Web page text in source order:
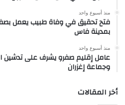
منذ أسبوع واحد
فتح تحقيق في وفاة طبيب يعمل
بمدينة فاس
منذ أسبوع واحد
عامل إقليم صفرو يشرف على تدشين
وجماعة إغزران
أخر المقالات